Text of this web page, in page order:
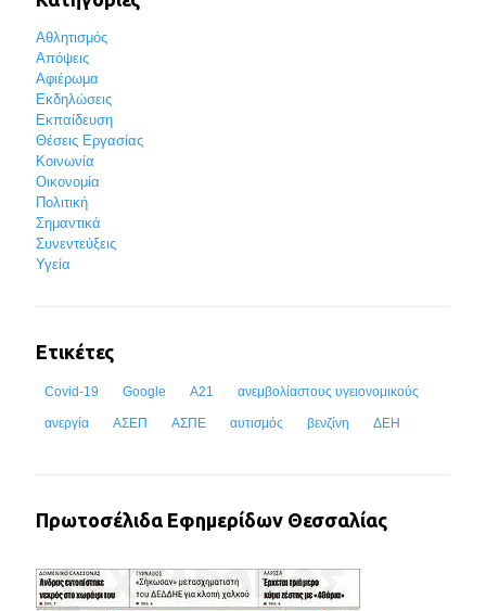
Αθλητισμός
Απόψεις
Αφιέρωμα
Εκδηλώσεις
Εκπαίδευση
Θέσεις Εργασίας
Κοινωνία
Οικονομία
Πολιτική
Σημαντικά
Συνεντεύξεις
Υγεία
Ετικέτες
Covid-19 Google Α21 ανεμβολίαστους υγειονομικούς
ανεργία ΑΣΕΠ ΑΣΠΕ αυτισμός βενζίνη ΔΕΗ
Πρωτοσέλιδα Εφημερίδων Θεσσαλίας